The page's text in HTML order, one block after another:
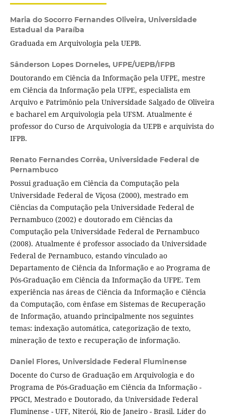
Maria do Socorro Fernandes Oliveira, Universidade
Estadual da Paraíba
Graduada em Arquivologia pela UEPB.
Sânderson Lopes Dorneles, UFPE/UEPB/IFPB
Doutorando em Ciência da Informação pela UFPE, mestre
em Ciência da Informação pela UFPE, especialista em
Arquivo e Patrimônio pela Universidade Salgado de Oliveira
e bacharel em Arquivologia pela UFSM. Atualmente é
professor do Curso de Arquivologia da UEPB e arquivista do
IFPB.
Renato Fernandes Corrêa, Universidade Federal de
Pernambuco
Possui graduação em Ciência da Computação pela
Universidade Federal de Viçosa (2000), mestrado em
Ciências da Computação pela Universidade Federal de
Pernambuco (2002) e doutorado em Ciências da
Computação pela Universidade Federal de Pernambuco
(2008). Atualmente é professor associado da Universidade
Federal de Pernambuco, estando vinculado ao
Departamento de Ciência da Informação e ao Programa de
Pós-Graduação em Ciência da Informação da UFPE. Tem
experiência nas áreas de Ciência da Informação e Ciência
da Computação, com ênfase em Sistemas de Recuperação
de Informação, atuando principalmente nos seguintes
temas: indexação automática, categorização de texto,
mineração de texto e recuperação de informação.
Daniel Flores, Universidade Federal Fluminense
Docente do Curso de Graduação em Arquivologia e do
Programa de Pós-Graduação em Ciência da Informação -
PPGCI, Mestrado e Doutorado, da Universidade Federal
Fluminense - UFF, Niterói, Rio de Janeiro - Brasil. Líder do